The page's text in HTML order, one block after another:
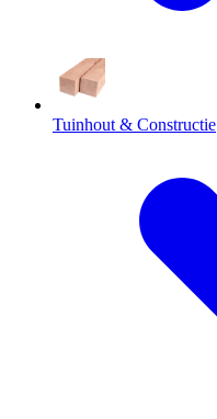
Tuinhout & Constructie